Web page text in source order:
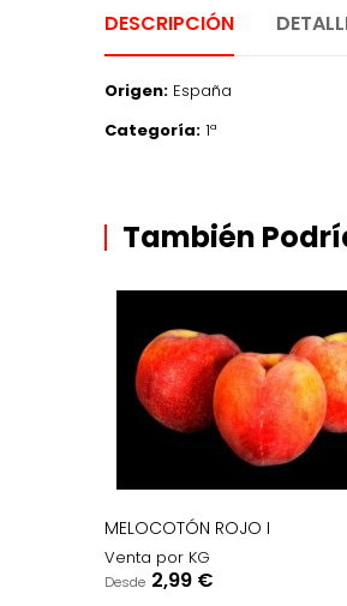
DESCRIPCIÓN
Origen: España
Categoría: 1ª
También
MELOCOTÓN ROJO I
Venta por KG
Desde Precio
2,99 €